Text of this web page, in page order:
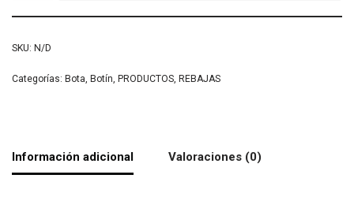
SKU: N/D
Categorías: Bota Botín PRODUCTOS REBAJAS
Información adicional Valoraciones (0)